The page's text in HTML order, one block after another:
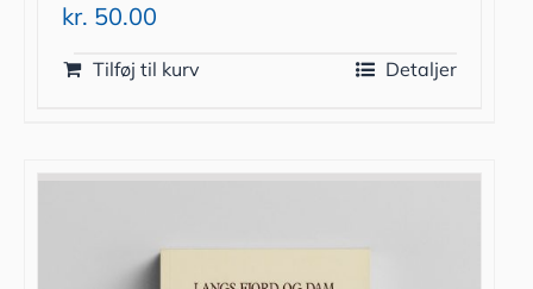
kr. 50.00
Tilføj til kurv Detaljer